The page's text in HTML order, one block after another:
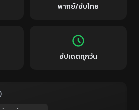
พากย์/ซับไทย
อัปเดตทุกวัน